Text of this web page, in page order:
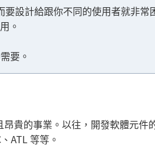
設計給跟你不同的使用者就非常
。
要。
貴的事業。以往，開發軟體元件
ATL 等等。